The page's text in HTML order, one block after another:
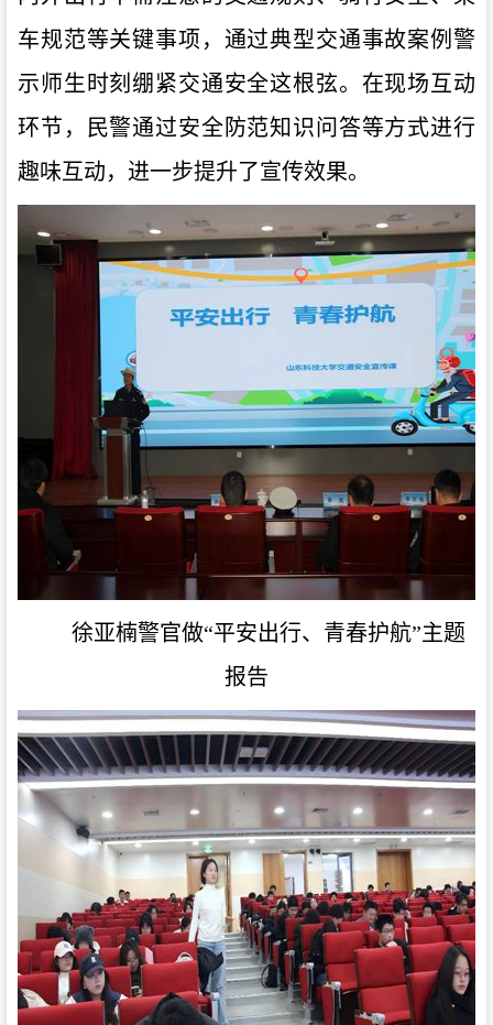
车规范等关键事项，通过典型交通事故案例警
示师生时刻绷紧交通安全这根弦。在现场互动
环节，民警通过安全防范知识问答等方式进行
趣味互动，进一步提升了宣传效果。
徐亚楠警官做“平安出行、青春护航”主题
报告